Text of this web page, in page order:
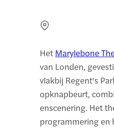
Het Marylebone
van Londen,
vlakbij Regent's
opknapbeurt,
enscenering. Het
programmering en